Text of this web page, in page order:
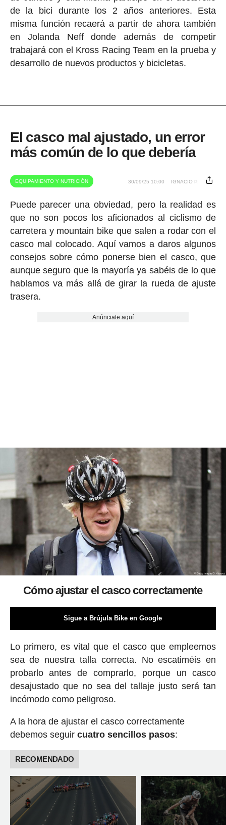
de la bici durante los 2 años anteriores. Esta
misma función recaerá a partir de ahora también
en Jolanda Neff donde además de competir
trabajará con el Kross Racing Team en la prueba y
desarrollo de nuevos productos y bicicletas.
El casco mal ajustado, un error
más común de lo que debería
EQUIPAMIENTO Y NUTRICIÓN 30/09/25 10:00 IGNACIO P.
Puede parecer una obviedad, pero la realidad es
que no son pocos los aficionados al ciclismo de
carretera y mountain bike que salen a rodar con el
casco mal colocado. Aquí vamos a daros algunos
consejos sobre cómo ponerse bien el casco, que
aunque seguro que la mayoría ya sabéis de lo que
hablamos va más allá de girar la rueda de ajuste
trasera.
Anúnciate aquí
Cómo ajustar el casco correctamente
Sigue a Brújula Bike en Google
Lo primero, es vital que el casco que empleemos
sea de nuestra talla correcta. No escatiméis en
probarlo antes de comprarlo, porque un casco
desajustado que no sea del tallaje justo será tan
incómodo como peligroso.
A la hora de ajustar el casco correctamente
debemos seguircuatro sencillos pasos:
RECOMENDADO